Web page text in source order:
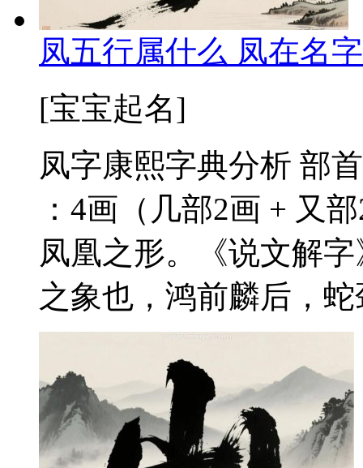
凤五行属什么 凤在名
[宝宝起名]
凤字康熙字典分析 部
：4画（几部2画 + 又
凤凰之形。《说文解
之象也，鸿前麟后，